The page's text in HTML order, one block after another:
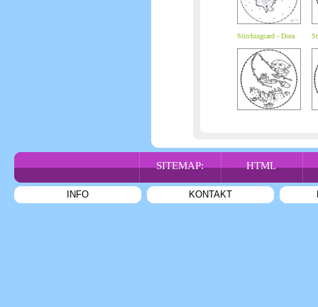
Stitchingcard - Dora
SITEMAP: HTML
INFO KONTAKT